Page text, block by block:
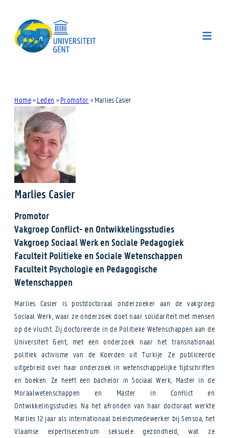
Home» Leden » Promotor » Marlies Casier
Marlies Casier
Promotor
Vakgroep Conflict- en Ontwikkelingsstudies
Vakgroep Sociaal Werk en Sociale Pedagogiek
Faculteit Politieke en Sociale Wetenschappen
Faculteit Psychologie en Pedagogische
Wetenschappen
Marlies Casier is postdoctoraal onderzoeker aan de vakgroep
Sociaal Werk, waar ze onderzoek doet naar solidariteit met mensen
op de vlucht. Zij doctoreerde in de Politieke Wetenschappen aan de
Universiteit Gent, met een onderzoek naar het transnationaal
politiek activisme van de Koerden uit Turkije. Ze publiceerde
uitgebreid over haar onderzoek in wetenschappelijke tijdschriften
en boeken. Ze heeft een bachelor in Sociaal Werk, Master in de
Moraalwetenschappen en Master in Conflict en
Ontwikkelingsstudies. Na het afronden van haar doctoraat werkte
Marlies 12 jaar als internationaal beleidsmedewerker bij Sensoa, het
Vlaamse expertisecentrum seksuele gezondheid, wat ze